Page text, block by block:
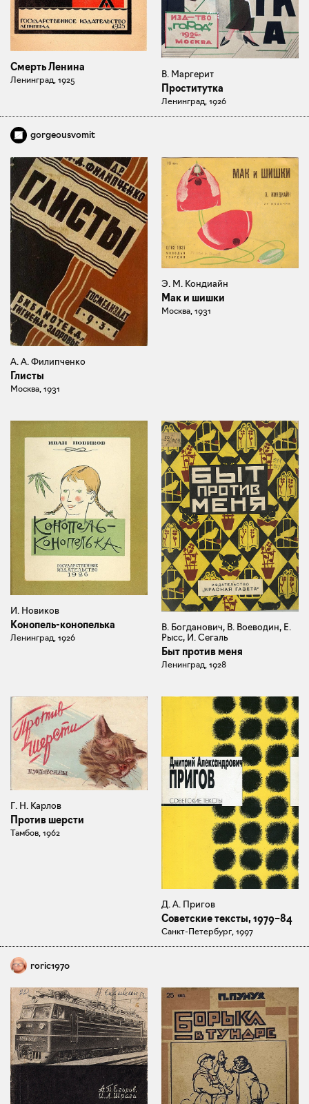
Смерть Ленина
Ленинград, 1925
В. Маргерит
Проститутка
Ленинград, 1926
gorgeousvomit
А. А. Филипченко
Глисты
Москва, 1931
Э. М. Кондиайн
Мак и шишки
Москва, 1931
И. Новиков
Конопель-конопелька
Ленинград, 1926
В. Богданович, В. Воеводин, Е.
Рысс, И. Сегаль
Быт против меня
Ленинград, 1928
Г. Н. Карлов
Против шерсти
Тамбов, 1962
Д. А. Пригов
Советские тексты, 1979–84
Санкт-Петербург, 1997
roric1970